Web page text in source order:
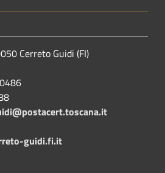
Cerreto Guidi (FI)
guidi.fi.it